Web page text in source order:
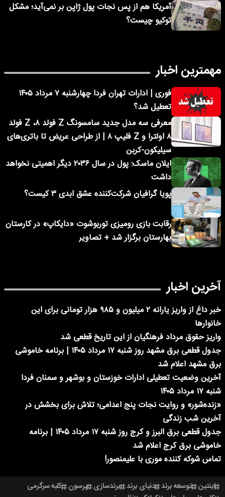
آمریکا هم از پس نجات پول ژاپن بر نمی‌آید؛ مشکل
توکیو چیست؟
مهمترین اخبار
فوری | ادارات تهران فردا چهارشنبه ۷ مرداد ۱۴۰۵
تعطیل شد؟
معرفی سه مدل جدید سامسونگ Z فولد ۸، Z فولد
۸ اولترا و Z فلیپ ۸ | از طراحی عریض تا باتری‌های
سیلیکون-کربن
ایلان ماسک: پول در سال ۲۰۳۶ دیگر اهمیتی نخواهد
داشت
پویا گرافیان شرکت‌کننده عشق ابدی ۳ کیست؟
رقابت بازی رومیزی توربوشوت «دایکاپ» در کارستان
بهارستان برگزار شد + تصاویر
آخرین اخبار
خبر داغ از واریز یارانه ۲ میلیون و ۹۸۵ هزار تومانی برای این
خانوارها
واریز حقوق مرداد فرهنگیان از این تاریخ قطعی شد
جدول قطعی برق مشهد روز شنبه ۱۷ مرداد ۱۴۰۵ | برنامه خاموشی
برق مشهد اعلام شد
آخرین وضعیت تعطیلی ادارات خوزستان و بوشهر و سمنان فردا
شنبه ۱۷ مرداد ۱۴۰۵
«زنده‌شور» و روایت نجات پنج اعدامی؛ تلاش برای بخشش در
آخرین شب زندگی
جدول قطعی برق البرز و کرج روز شنبه ۱۷ مرداد ۱۴۰۵ | برنامه
خاموشی برق کرج اعلام شد
تماس شوکه کننده موری با علیمنصور!
اینتین توسعه برند دنیای برند برندسازی پرسون کلبه سرگرمی